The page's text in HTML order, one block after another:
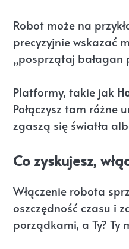
Robot może na
precyzyjnie wskazać
„posprzątaj
Platformy, takie jak
Połączysz tam
zgaszą się światła
Co zyskujesz,
Włączenie robota
oszczędność czasu i
porządkami, a Ty? Ty